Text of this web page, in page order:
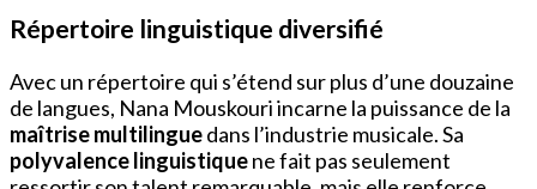
Répertoire linguistique diversifié
Avec un répertoire qui s’étend sur plus d’une douzaine
de langues, Nana Mouskouri incarne la puissance de la
maîtrise multilinguedans l’industrie musicale. Sa
polyvalence linguistiquene fait pas seulement